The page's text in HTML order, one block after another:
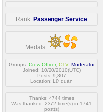
Rank: Passenger Service
Medals:
Groups: Crew Officer, CTV, Moderator
Joined: 10/20/2010(UTC)
Posts: 9,307
Location: Lữ quán
Thanks: 4744 times
Was thanked: 2372 time(s) in 1741
post(s)